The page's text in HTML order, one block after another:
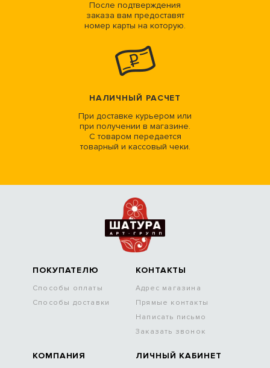
После подтверждения
заказа вам предоставят
номер карты на которую.
НАЛИЧНЫЙ РАСЧЕТ
При доставке курьером или
при получении в магазине.
С товаром передается
товарный и кассовый чеки.
ПОКУПАТЕЛЮ
Способы оплаты
Способы доставки
КОНТАКТЫ
Адрес магазина
Прямые контакты
Написать письмо
Заказать звонок
КОМПАНИЯ ЛИЧНЫЙ КАБИНЕТ